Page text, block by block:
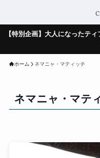
【特別企画】大人になったテ
ホーム ネマニャ・マティッチ
ネマニャ・マテ